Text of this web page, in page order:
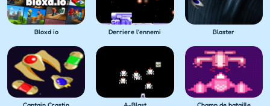
Bloxd io Derriere l'ennemi Blaster